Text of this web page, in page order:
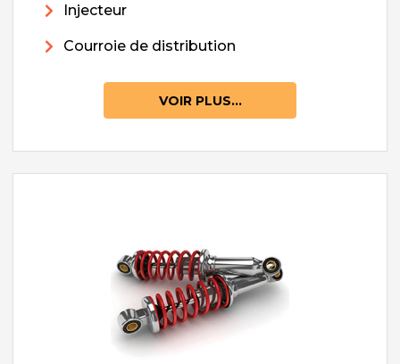
Injecteur
Courroie de distribution
VOIR PLUS...